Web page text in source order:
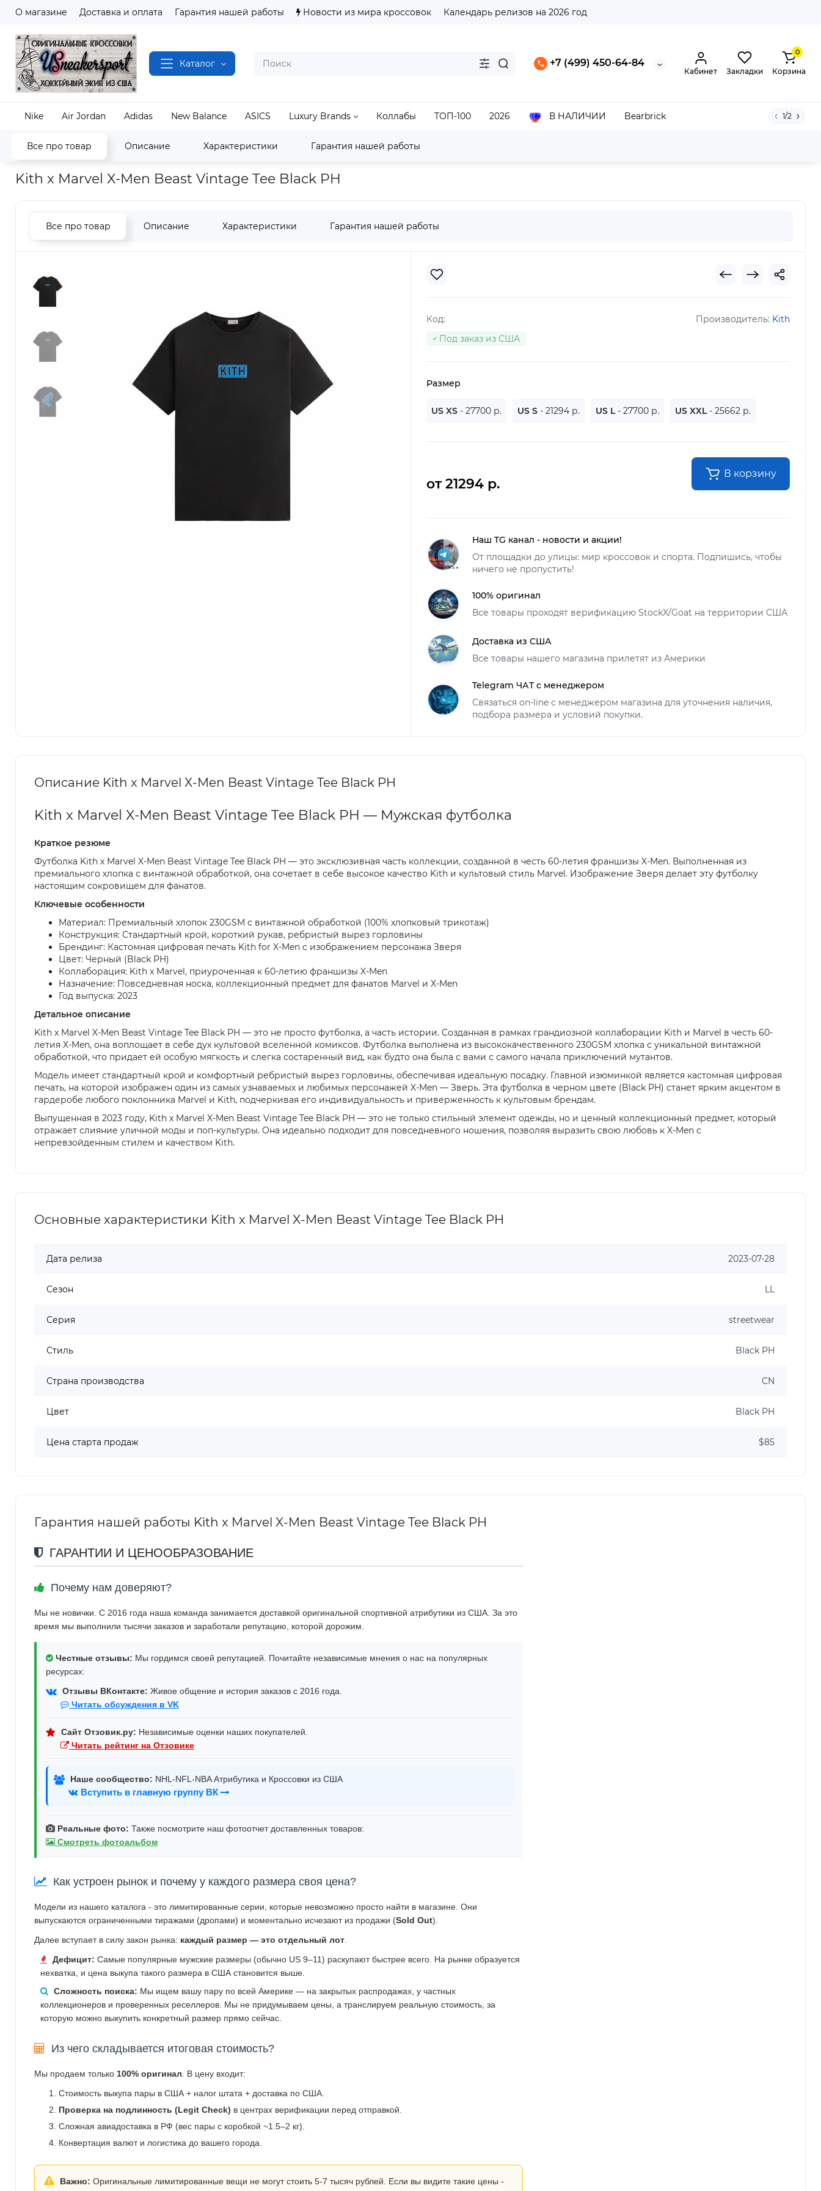
О магазине Доставка и оплата Гарантия нашей работы Новости из мира кроссовок Календарь релизов на 2026 год
Каталог +7 (499) 450-64-84
Кабинет Закладки
0
Корзина
Nike Air Jordan Adidas New Balance ASICS Luxury Brands Коллабы ТОП-100 2026 В НАЛИЧИИ Bearbrick 1/2
Все про товар Описание Характеристики Гарантия нашей работы
Наш магазин Одежда и Аксессуары Kith Kith x Marvel Kith x Marvel X-Men Beast Vintage Tee Black PH
Kith x Marvel X-Men Beast Vintage Tee Black PH
Все про товар Описание Характеристики Гарантия нашей работы
Код: Производитель: Kith
Под заказ из США
Размер
US XS - 27700 р. US S - 21294 р. US L- 27700 р. US XXL- 25662 р.
от 21294 р.
В корзину
Наш TG канал - новости и акции!
От площадки до улицы: мир кроссовок и спорта. Подпишись, чтобы
ничего не пропустить!
100% оригинал
Все товары проходят верификацию StockX/Goat на территории США
Доставка из США
Все товары нашего магазина прилетят из Америки
Telegram ЧАТ с менеджером
Связаться on-line с менеджером магазина для уточнения наличия,
подбора размера и условий покупки.
Описание Kith x Marvel X-Men Beast Vintage Tee Black PH
Kith x Marvel X-Men Beast Vintage Tee Black PH — Мужская футболка
Краткое резюме
Футболка Kith x Marvel X-Men Beast Vintage Tee Black PH — это эксклюзивная часть коллекции, созданной в честь 60-летия франшизы X-Men. Выполненная из
премиального хлопка с винтажной обработкой, она сочетает в себе высокое качество Kith и культовый стиль Marvel. Изображение Зверя делает эту футболку
настоящим сокровищем для фанатов.
Ключевые особенности
Материал: Премиальный хлопок 230GSM с винтажной обработкой (100% хлопковый трикотаж)
Конструкция: Стандартный крой, короткий рукав, ребристый вырез горловины
Брендинг: Кастомная цифровая печать Kith for X-Men с изображением персонажа Зверя
Цвет: Черный (Black PH)
Коллаборация: Kith x Marvel, приуроченная к 60-летию франшизы X-Men
Назначение: Повседневная носка, коллекционный предмет для фанатов Marvel и X-Men
Год выпуска: 2023
Детальное описание
Kith x Marvel X-Men Beast Vintage Tee Black PH — это не просто футболка, а часть истории. Созданная в рамках грандиозной коллаборации Kith и Marvel в честь 60-
летия X-Men, она воплощает в себе дух культовой вселенной комиксов. Футболка выполнена из высококачественного 230GSM хлопка с уникальной винтажной
обработкой, что придает ей особую мягкость и слегка состаренный вид, как будто она была с вами с самого начала приключений мутантов.
Модель имеет стандартный крой и комфортный ребристый вырез горловины, обеспечивая идеальную посадку. Главной изюминкой является кастомная цифровая
печать, на которой изображен один из самых узнаваемых и любимых персонажей X-Men — Зверь. Эта футболка в черном цвете (Black PH) станет ярким акцентом в
гардеробе любого поклонника Marvel и Kith, подчеркивая его индивидуальность и приверженность к культовым брендам.
Выпущенная в 2023 году, Kith x Marvel X-Men Beast Vintage Tee Black PH — это не только стильный элемент одежды, но и ценный коллекционный предмет, который
отражает слияние уличной моды и поп-культуры. Она идеально подходит для повседневного ношения, позволяя выразить свою любовь к X-Men с
непревзойденным стилем и качеством Kith.
Основные характеристики Kith x Marvel X-Men Beast Vintage Tee Black PH
Дата релиза 2023-07-28
Сезон LL
Серия streetwear
Стиль Black PH
Страна производства CN
Цвет Black PH
Цена старта продаж $85
Гарантия нашей работы Kith x Marvel X-Men Beast Vintage Tee Black PH
ГАРАНТИИ И ЦЕНООБРАЗОВАНИЕ
Почему нам доверяют?
Мы не новички. С 2016 года наша команда занимается доставкой оригинальной спортивной атрибутики из США. За это
время мы выполнили тысячи заказов и заработали репутацию, которой дорожим.
Честные отзывы: Мы гордимся своей репутацией. Почитайте независимые мнения о нас на популярных
ресурсах:
Отзывы ВКонтакте: Живое общение и история заказов с 2016 года.
Читать обсуждения в VK
Сайт Отзовик.ру: Независимые оценки наших покупателей.
Читать рейтинг на Отзовике
Наше сообщество: NHL-NFL-NBA Атрибутика и Кроссовки из США
Вступить в главную группу ВК
Реальные фото: Также посмотрите наш фотоотчет доставленных товаров:
Смотреть фотоальбом
Как устроен рынок и почему у каждого размера своя цена?
Модели из нашего каталога - это лимитированные серии, которые невозможно просто найти в магазине. Они
выпускаются ограниченными тиражами (дропами) и моментально исчезают из продажи (Sold Out).
Далее вступает в силу закон рынка: каждый размер — это отдельный лот
Дефицит: Самые популярные мужские размеры (обычно US 9–11) раскупают быстрее всего. На рынке образуется
нехватка, и цена выкупа такого размера в США становится выше.
Сложность поиска: Мы ищем вашу пару по всей Америке — на закрытых распродажах, у частных
коллекционеров и проверенных реселлеров. Мы не придумываем цены, а транслируем реальную стоимость, за
которую можно выкупить конкретный размер прямо сейчас.
Из чего складывается итоговая стоимость?
Мы продаем только 100% оригинал . В цену входит:
Стоимость выкупа пары в США + налог штата + доставка по США.
Проверка на подлинность (Legit Check) в центрах верификации перед отправкой.
Сложная авиадоставка в РФ (вес пары с коробкой ~1.5–2 кг).
Конвертация валют и логистика до вашего города.
Важно: Оригинальные лимитированные вещи не могут стоить 5-7 тысяч рублей. Если вы видите такие цены -